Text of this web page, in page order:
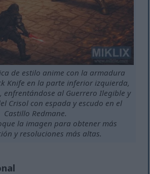
de estilo anime con la armadura
Knife en la parte inferior izquierda,
enfrentándose al Guerrero Ilegible y
Crisol con espada y escudo en el
Castillo Redmane.
la imagen para obtener más
y resoluciones más altas.